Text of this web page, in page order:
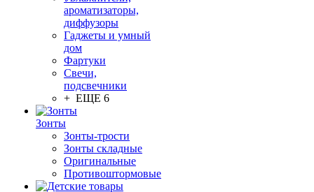
ароматизаторы,
диффузоры
Гаджеты и умный
дом
Фартуки
Свечи,
подсвечники
+ ЕЩЕ 6
Зонты
Зонты-трости
Зонты складные
Оригинальные
Противоштормовые